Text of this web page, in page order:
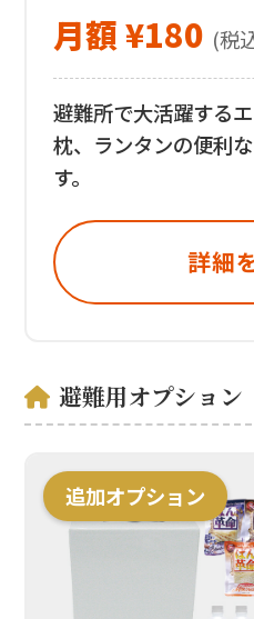
月額 ¥180 (税
避難所で大活躍する
枕、ランタンの便利
す。
詳細
避難用オプション
追加オプション